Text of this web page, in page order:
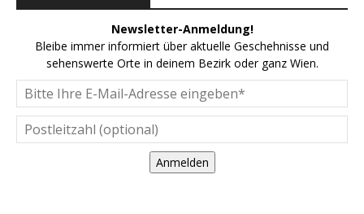
Newsletter-Anmeldung!
Bleibe immer informiert über aktuelle Geschehnisse und
sehenswerte Orte in deinem Bezirk oder ganz Wien.
Anmelden